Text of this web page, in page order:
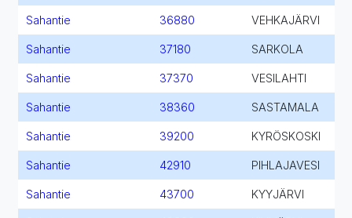
Sahantie 36880 VEHKAJÄRVI
Sahantie 37180 SARKOLA
Sahantie 37370 VESILAHTI
Sahantie 38360 SASTAMALA
Sahantie 39200 KYRÖSKOSKI
Sahantie 42910 PIHLAJAVESI
Sahantie 43700 KYYJÄRVI